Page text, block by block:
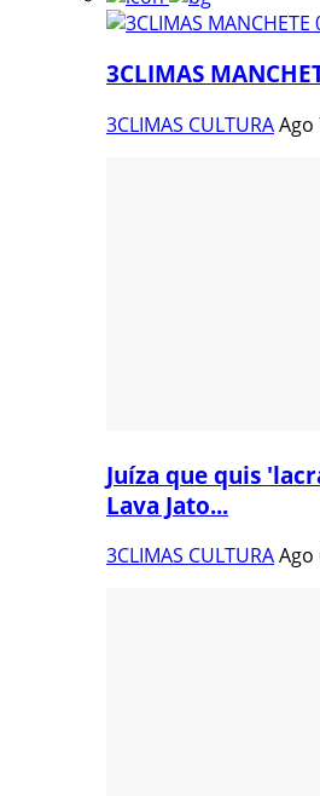
3CLIMAS
3CLIMAS CULTURAAgo
Juíza que quis
Lava Jato...
3CLIMAS CULTURAAgo